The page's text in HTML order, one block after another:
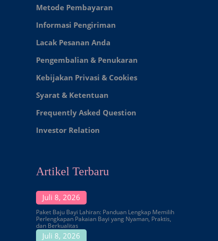
Metode Pembayaran
Informasi Pengiriman
Lacak Pesanan Anda
Pengembalian & Penukaran
Kebijakan Privasi & Cookies
Syarat & Ketentuan
Frequently Asked Question
Investor Relation
Artikel Terbaru
Juli 8, 2026
Paket Baju Bayi Lahiran: Panduan Lengkap Memilih
Perlengkapan Pakaian Bayi yang Nyaman, Praktis,
dan Berkualitas
Juli 8, 2026